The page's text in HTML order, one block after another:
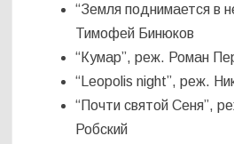
“Земля поднимается в
Тимофей Бинюков
“Кумар”, реж. Роман
“Leopolis night”, реж.
“Почти святой Сеня”,
Робский